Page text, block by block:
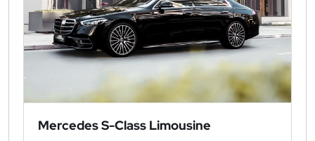
Mercedes S-Class Limousine